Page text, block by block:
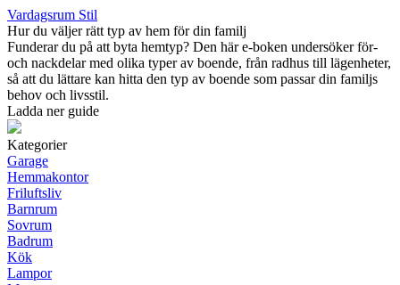
Vardagsrum Stil
Hur du väljer rätt typ av hem för din familj
Funderar du på att byta hemtyp? Den här e-boken undersöker för-
och nackdelar med olika typer av boende, från radhus till lägenheter,
så att du lättare kan hitta den typ av boende som passar din familjs
behov och livsstil.
Ladda ner guide
Kategorier
Garage
Hemmakontor
Friluftsliv
Barnrum
Sovrum
Badrum
Kök
Lampor